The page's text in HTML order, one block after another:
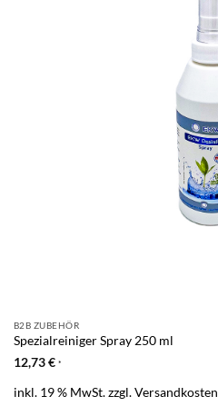
B2B ZUBEHÖR
Spezialreiniger Spray 250 ml
12,73€ *
inkl. 19 % MwSt.zzgl.Versandkosten